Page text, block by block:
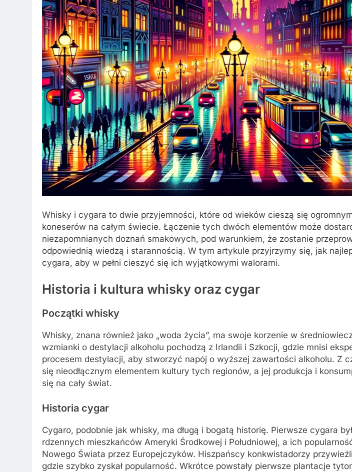
Whisky i cygara to dwie przyjemności, które od wieków cieszą się
koneserów na całym świecie. Łączenie tych dwóch elementów może
niezapomnianych doznań smakowych, pod warunkiem, że zostanie
odpowiednią wiedzą i starannością. W tym artykule przyjrzymy się, jak
cygara, aby w pełni cieszyć się ich wyjątkowymi walorami.
Historia i kultura whisky oraz cygar
Początki whisky
Whisky, znana również jako „woda życia”, ma swoje korzenie w
wzmianki o destylacji alkoholu pochodzą z Irlandii i Szkocji, gdzie mnisi
procesem destylacji, aby stworzyć napój o wyższej zawartości alkoholu. Z
się nieodłącznym elementem kultury tych regionów, a jej produkcja i
się na cały świat.
Historia cygar
Cygaro, podobnie jak whisky, ma długą i bogatą historię. Pierwsze cygara
rdzennych mieszkańców Ameryki Środkowej i Południowej, a ich
Nowego Świata przez Europejczyków. Hiszpańscy konkwistadorzy
gdzie szybko zyskał popularność. Wkrótce powstały pierwsze plantacje